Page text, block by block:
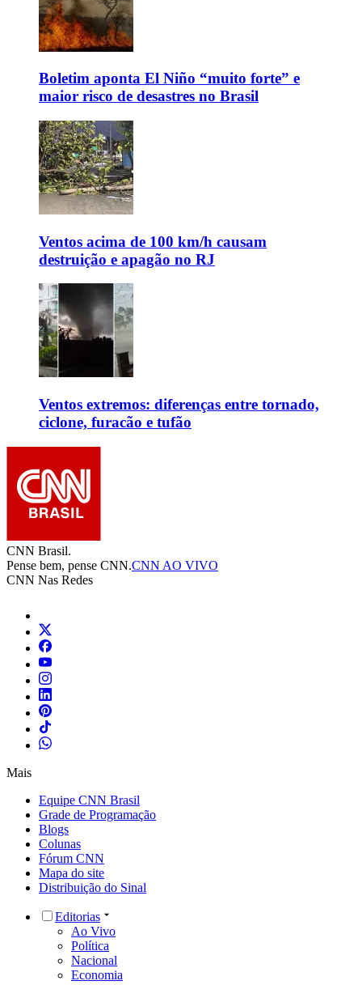
Boletim aponta El Niño “muito forte” e
maior risco de desastres no Brasil
Ventos acima de 100 km/h causam
destruição e apagão no RJ
Ventos extremos: diferenças entre tornado,
ciclone, furacão e tufão
CNN Brasil.
Pense bem, pense CNN.CNN AO VIVO
CNN Nas Redes
Mais
Equipe CNN Brasil
Grade de Programação
Blogs
Colunas
Fórum CNN
Mapa do site
Distribuição do Sinal
Editorias
Ao Vivo
Política
Nacional
Economia